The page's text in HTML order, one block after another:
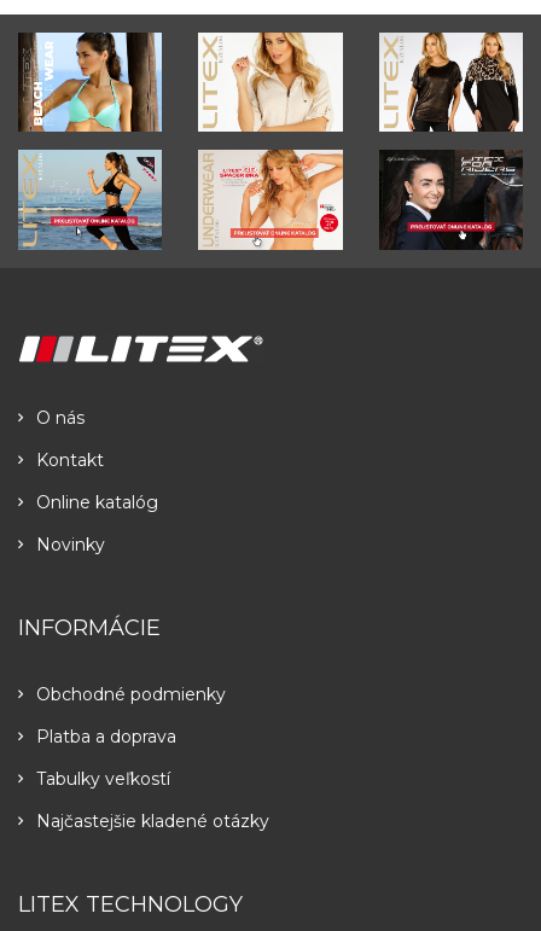
O nás
Kontakt
Online katalóg
Novinky
INFORMÁCIE
Obchodné podmienky
Platba a doprava
Tabulky veľkostí
Najčastejšie kladené otázky
LITEX TECHNOLOGY